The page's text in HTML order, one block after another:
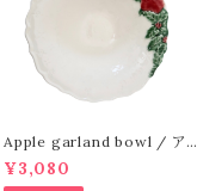
Apple garland bowl / アッ
プル ガーランド ボウル
¥3,080